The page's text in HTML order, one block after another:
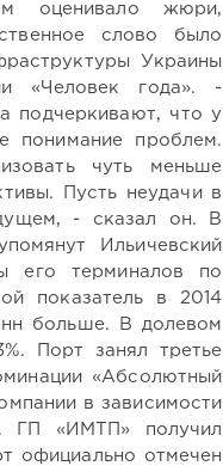
оценивало жюри,
слово было
Украины
«Человек года». -
подчеркивают, что у
понимание проблем.
чуть меньше
Пусть неудачи в
- сказал он. В
Ильичевский
его терминалов по
показатель в 2014
больше. В долевом
Порт занял третье
«Абсолютный
в зависимости
ГП «ИМТП» получил
официально отмечен